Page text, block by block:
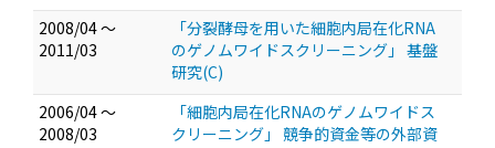
2008/04 ～
2011/03
「分裂酵母を用いた細胞内局在化RNA
のゲノムワイドスクリーニング」 基盤
研究(C)
2006/04 ～
2008/03
「細胞内局在化RNAのゲノムワイドス
クリーニング」 競争的資金等の外部資